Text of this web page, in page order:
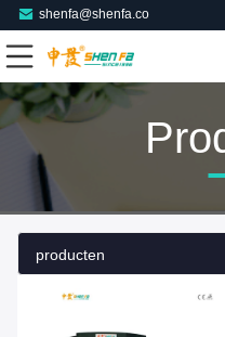
shenfa@shenfa.co
producten